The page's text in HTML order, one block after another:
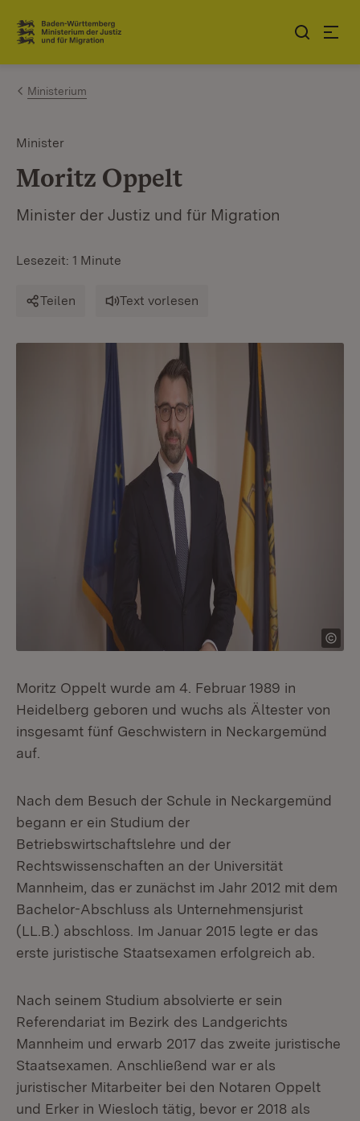
Zum Inhalt springen
Link zur Startseite
Ministerium
Minister
Moritz Oppelt
Minister der Justiz und für Migration
Lesezeit: 1 Minute
Teilen Text vorlesen
Moritz Oppelt wurde am 4. Februar 1989 in
Heidelberg geboren und wuchs als Ältester von
insgesamt fünf Geschwistern in Neckargemünd
auf.
Nach dem Besuch der Schule in Neckargemünd
begann er ein Studium der
Betriebswirtschaftslehre und der
Rechtswissenschaften an der Universität
Mannheim, das er zunächst im Jahr 2012 mit dem
Bachelor-Abschluss als Unternehmensjurist
(LL.B.) abschloss. Im Januar 2015 legte er das
erste juristische Staatsexamen erfolgreich ab.
Nach seinem Studium absolvierte er sein
Referendariat im Bezirk des Landgerichts
Mannheim und erwarb 2017 das zweite juristische
Staatsexamen. Anschließend war er als
juristischer Mitarbeiter bei den Notaren Oppelt
und Erker in Wiesloch tätig, bevor er 2018 als